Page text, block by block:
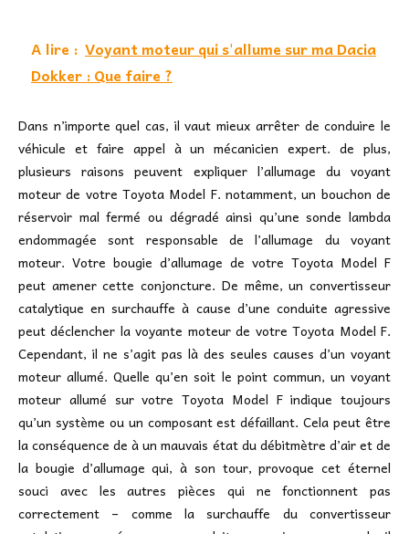
A lire : Voyant moteur qui s'allume sur ma Dacia
Dokker : Que faire ?
Dans n’importe quel cas, il vaut mieux arrêter de conduire le
véhicule et faire appel à un mécanicien expert. de plus,
plusieurs raisons peuvent expliquer l’allumage du voyant
moteur de votre Toyota Model F. notamment, un bouchon de
réservoir mal fermé ou dégradé ainsi qu’une sonde lambda
endommagée sont responsable de l’allumage du voyant
moteur. Votre bougie d’allumage de votre Toyota Model F
peut amener cette conjoncture. De même, un convertisseur
catalytique en surchauffe à cause d’une conduite agressive
peut déclencher la voyante moteur de votre Toyota Model F.
Cependant, il ne s’agit pas là des seules causes d’un voyant
moteur allumé. Quelle qu’en soit le point commun, un voyant
moteur allumé sur votre Toyota Model F indique toujours
qu’un système ou un composant est défaillant. Cela peut être
la conséquence de à un mauvais état du débitmètre d’air et de
la bougie d’allumage qui, à son tour, provoque cet éternel
souci avec les autres pièces qui ne fonctionnent pas
correctement – comme la surchauffe du convertisseur